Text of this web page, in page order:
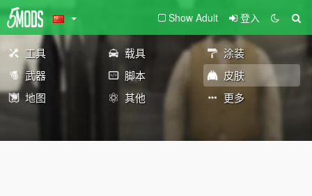
Show Adult 登入
工具 载具
涂装
武器
脚本
皮肤
地图
其他 更多